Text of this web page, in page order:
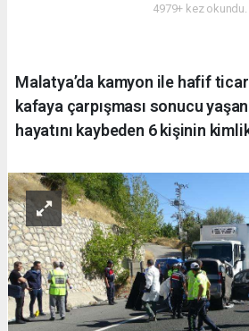
4979+ kez okundu.
Malatya’da kamyon ile hafif
kafaya çarpışması sonucu
hayatını kaybeden 6 kişinin